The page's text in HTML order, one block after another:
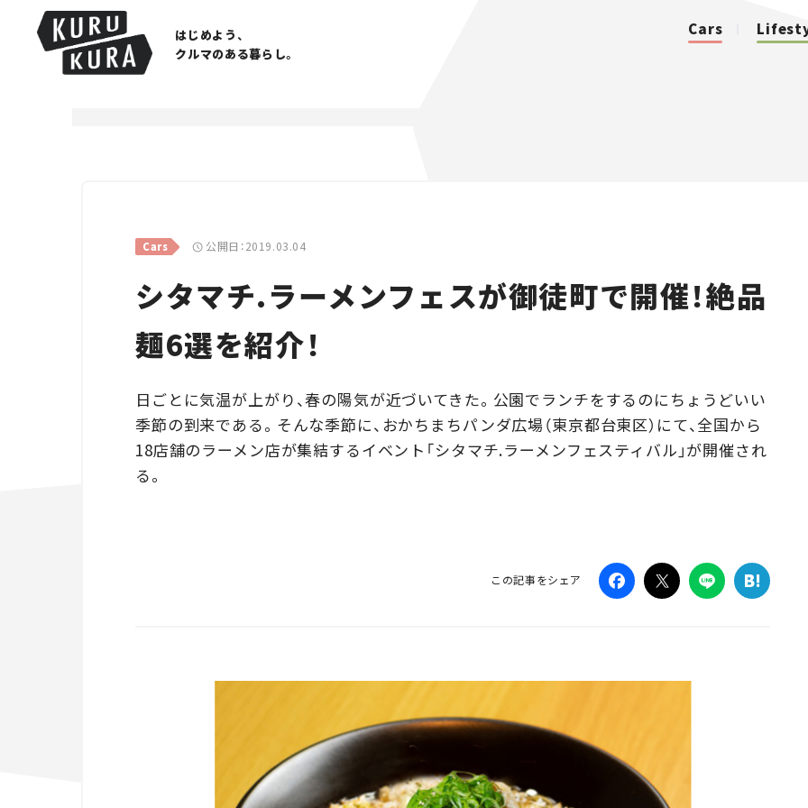
はじめよう、
クルマのある暮らし。
Cars
Cars 公開日：2019.03.04
シタマチ.ラーメンフェスが御徒町で開催！絶品
麺6選を紹介！
日ごとに気温が上がり、春の陽気が近づいてきた。公園でランチをするのにちょうどいい
季節の到来である。そんな季節に、おかちまちパンダ広場（東京都台東区）にて、全国から
18店舗のラーメン店が集結するイベント「シタマチ.ラーメンフェスティバル」が開催され
る。
この記事をシェア
Traffic
Series